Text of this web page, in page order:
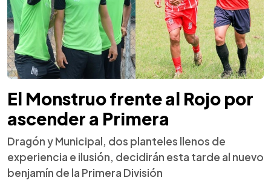
El Monstruo frente al Rojo por
ascender a Primera
Dragón y Municipal, dos planteles llenos de
experiencia e ilusión, decidirán esta tarde al nuevo
benjamín de la Primera División